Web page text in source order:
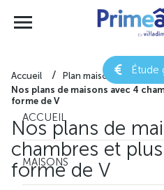
Étude
ACCUEIL
MAISONS
Accueil
Plan maison gratuit
Nos plans de maisons avec 4
forme de V
Nos plans de
chambres et
forme de V